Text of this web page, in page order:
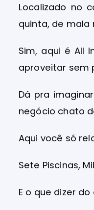
Localizado no
quinta, de mala
Sim, aqui é All
aproveitar sem
Dá pra
negócio chato
Aqui você só
Sete Piscinas,
E o que dizer